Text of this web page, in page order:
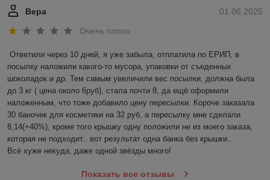
конфитюров, кремов, мазей, паштетов, икры, а также любых
других пищевых и непищевых продуктов.
Стеклобанка твист с завинчивающейся крышкой не
также любые запахи. Она удобна в использовании и может
применяться многократно. Все представленные емкости
выполнены в соответствии с высокими стандартами
качества, они прочные и надежные, лишены брака.
Стеклобанка опт у нас обойдется недорого. Мы открыты для
сотрудничества с частными лицами, небольшими
производствами, крупными компаниями и можем поставлять
тару на постоянной основе.
Чтобы купить банки оптом, достаточносвязаться с нашим
Если вам потребовалась банка стеклянная 100 мл, вы всегда
01.06.2025
Вера
Очень плохо
Ответили через 10 дней, я уже забыла, отплатила по ЕРИП, в
посылку наложили какого-то мусора, упаковки от съеденных
шоколадок и др. Тем самым увеличили вес посылки, должна была
до 3 кг ( цена около 6руб), стала почти 8, да ещё оформили
наложенным, что тоже добавило цену пересылки. Короче заказала
30 баночек для косметики на 32 руб, а пересылку мне сделали
8,14(+40%), кроме того крышку одну положили не из моего заказа,
которая не подходит.. вот результат одна банка без крышки..
Всё хуже некуда, даже одной звёзды много!
Показать все отзывы